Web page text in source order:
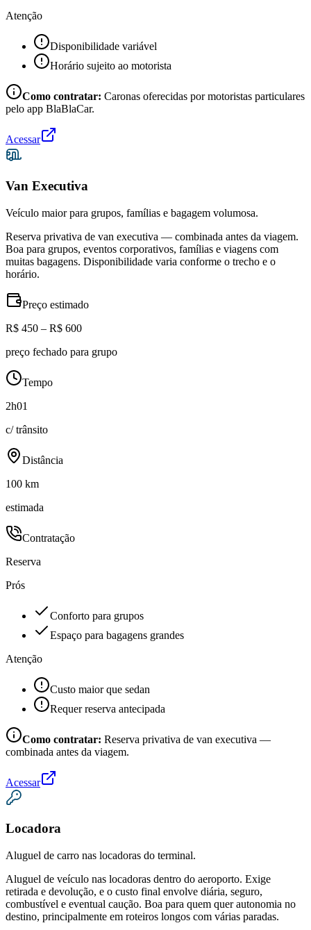
Atenção
Disponibilidade variável
Horário sujeito ao motorista
Como contratar: Caronas oferecidas por motoristas particulares
pelo app BlaBlaCar.
Acessar
Van Executiva
Veículo maior para grupos, famílias e bagagem volumosa.
Reserva privativa de van executiva — combinada antes da viagem.
Boa para grupos, eventos corporativos, famílias e viagens com
muitas bagagens. Disponibilidade varia conforme o trecho e o
horário.
Preço estimado
R$ 450 – R$ 600
preço fechado para grupo
Tempo
2h01
c/ trânsito
Distância
100 km
estimada
Contratação
Reserva
Prós
Conforto para grupos
Espaço para bagagens grandes
Atenção
Custo maior que sedan
Requer reserva antecipada
Como contratar: Reserva privativa de van executiva —
combinada antes da viagem.
Acessar
Locadora
Aluguel de carro nas locadoras do terminal.
Aluguel de veículo nas locadoras dentro do aeroporto. Exige
retirada e devolução, e o custo final envolve diária, seguro,
combustível e eventual caução. Boa para quem quer autonomia no
destino, principalmente em roteiros longos com várias paradas.